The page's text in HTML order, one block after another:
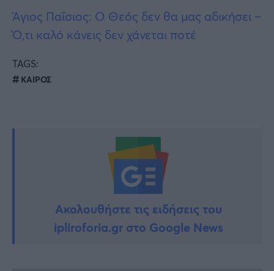
Άγιος Παΐσιος: Ο Θεός δεν θα μας αδικήσει –
Ό,τι καλό κάνεις δεν χάνεται ποτέ
TAGS:
ΚΑΙΡΟΣ
Ακολουθήστε τις ειδήσεις του
ipliroforia.gr στο Google News